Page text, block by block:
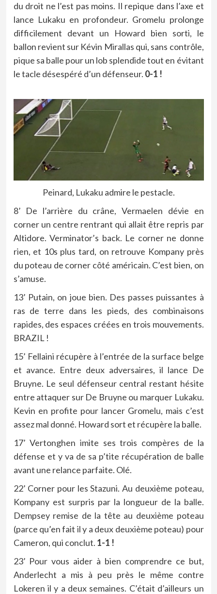
du droit ne l’est pas moins. Il repique dans l’axe et
lance Lukaku en profondeur. Gromelu prolonge
difficilement devant un Howard bien sorti, le
ballon revient sur Kévin Mirallas qui, sans contrôle,
pique sa balle pour un lob splendide tout en évitant
le tacle désespéré d’un défenseur. 0-1 !
Peinard, Lukaku admire le pestacle.
8’ De l’arrière du crâne, Vermaelen dévie en
corner un centre rentrant qui allait être repris par
Altidore. Verminator’s back. Le corner ne donne
rien, et 10s plus tard, on retrouve Kompany près
du poteau de corner côté américain. C’est bien, on
s’amuse.
13’ Putain, on joue bien. Des passes puissantes à
ras de terre dans les pieds, des combinaisons
rapides, des espaces créées en trois mouvements.
BRAZIL !
15’ Fellaini récupère à l’entrée de la surface belge
et avance. Entre deux adversaires, il lance De
Bruyne. Le seul défenseur central restant hésite
entre attaquer sur De Bruyne ou marquer Lukaku.
Kevin en profite pour lancer Gromelu, mais c’est
assez mal donné. Howard sort et récupère la balle.
17’ Vertonghen imite ses trois compères de la
défense et y va de sa p’tite récupération de balle
avant une relance parfaite. Olé.
22’ Corner pour les Stazuni. Au deuxième poteau,
Kompany est surpris par la longueur de la balle.
Dempsey remise de la tête au deuxième poteau
(parce qu’en fait il y a deux deuxième poteau) pour
Cameron, qui conclut. 1-1 !
23’ Pour vous aider à bien comprendre ce but,
Anderlecht a mis à peu près le même contre
Lokeren il y a deux semaines. C’était d’ailleurs un